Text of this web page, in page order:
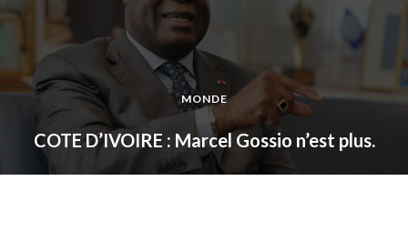
MONDE
COTE D’IVOIRE : Marcel Gossio n’est plus.